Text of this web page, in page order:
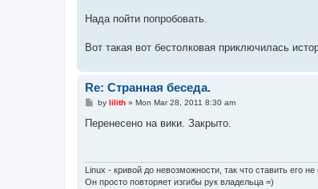
Нада пойти попробовать.
Вот такая вот бестолковая приключилась
Re: Странная беседа.
P
s
by lilith» Mon Mar 28, 2011 8:30 am
Перенесено на вики. Закрыто.
Linux - кривой до невозможности, так что ставить его не
Он просто повторяет изгибы рук владельца =)